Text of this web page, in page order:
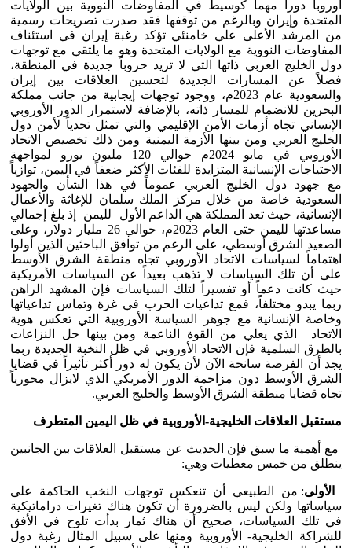
أوروبا دوراً مهماً كوسيط في المفاوضات النووية بين الولايات
المتحدة وإيران وبالرغم من توقفها فقد صدرت تصريحات رسمية
من المرشد الأعلى علي خامنئي تؤكد رغبة إيران في استئناف
المفاوضات النووية مع الولايات المتحدة وهو ما يلتقي مع توجهات
دول الخليج العربي ذاتها التي لا تريد حروباً جديدة في المنطقة،
فضلاً عن المسارات الجديدة لتحسين العلاقات بين إيران
والسعودية عام 2023م، ووجود توجهات إيجابية من جانب مملكة
البحرين للانضمام للمسار ذاته، بالإضافة لاستمرار الدور الأوروبي
الإنساني تجاه أزمات الأمن الإقليمي والتي تمثل تحدياً لأمن دول
الخليج العربي ومن بينها الأزمة اليمنية ومن ذلك تخصيص الاتحاد
الأوروبي في مايو 2024م حوالي 120 مليون يورو لمواجهة
الاحتياجات الإنسانية المتزايدة للفئات الأكثر ضعفاً في اليمن، توازياً
مع جهود دول الخليج العربي عموماً في هذا الشأن والجهود
السعودية خاصة من خلال مركز الملك سلمان للإغاثة والأعمال
الإنسانية، حيث تعد المملكة هي الداعم الأول لليمن إذ بلغ إجمالي
مساعدتها لليمن حتى العام 2023م، حوالي 26 مليار دولار، وعلى
الصعيد الشرق أوسطي، على الرغم من توافق الباحثين الذين أولوا
اهتماماً لسياسات الاتحاد الأوروبي تجاه منطقة الشرق الأوسط
على أن تلك السياسات لا تذهب بعيداً عن السياسات الأمريكية
حيث كانت دعماً أو تفسيراً لتلك السياسات فإن المشهد الراهن
ربما يبدو مختلفاً، فمع تداعيات الحرب في غزة وتماس تداعياتها
وخاصة الإنسانية مع جوهر السياسة الأوروبية التي تعكس هوية
الاتحاد الذي يعلي من القوة الناعمة ومن بينها حل النزاعات
بالطرق السلمية فإن الاتحاد الأوروبي في ظل النخبة الجديدة ربما
يجد أن الفرصة سانحة الآن لأن يكون له دور أكثر تأثيراً في قضايا
الشرق الأوسط دون مزاحمة الدور الأمريكي الذي لايزال محورياً
تجاه قضايا منطقة الشرق الأوسط والخليج العربي.
مستقبل العلاقات الخليجية-الأوروبية في ظل اليمين المتطرف
مع أهمية ما سبق فإن الحديث عن مستقبل العلاقات بين الجانبين
ينطلق من خمس معطيات وهي:
الأولى: من الطبيعي أن تنعكس توجهات النخب الحاكمة على
سياساتها ولكن ليس بالضرورة أن تكون هناك تغيرات دراماتيكية
في تلك السياسات، صحيح أن هناك ثمار بدأت تلوح في الأفق
للشراكة الخليجية- الأوروبية ومنها على سبيل المثال رغبة دول